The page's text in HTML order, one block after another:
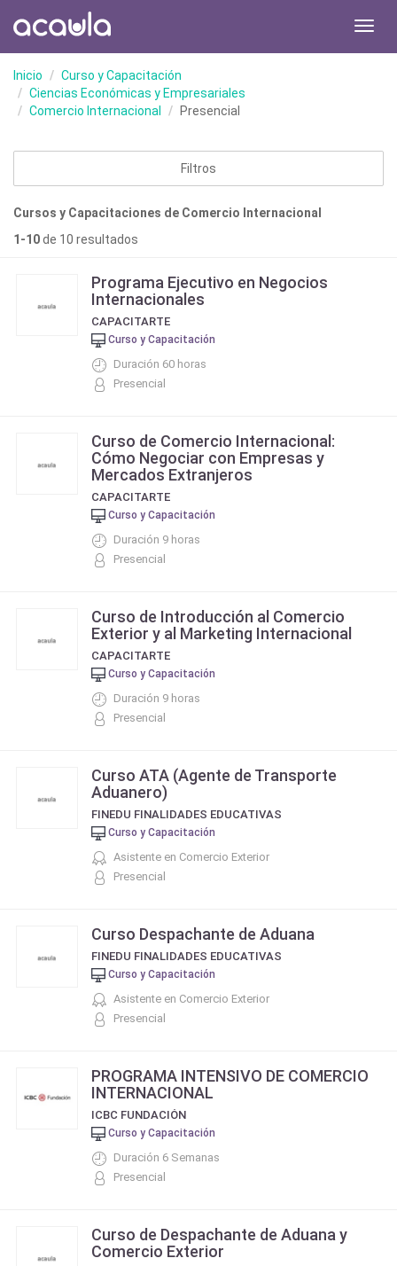
Inicio
Curso y Capacitación
Ciencias Económicas y Empresariales
Comercio Internacional
Presencial
Filtros
Cursos y Capacitaciones de Comercio Internacional
1-10de 10 resultados
Programa Ejecutivo en Negocios
Internacionales
CAPACITARTE
Curso y Capacitación
Duración 60 horas
Presencial
Curso de Comercio Internacional:
Cómo Negociar con Empresas y
Mercados Extranjeros
CAPACITARTE
Curso y Capacitación
Duración 9 horas
Presencial
Curso de Introducción al Comercio
Exterior y al Marketing Internacional
CAPACITARTE
Curso y Capacitación
Duración 9 horas
Presencial
Curso ATA (Agente de Transporte
Aduanero)
FINEDU FINALIDADES EDUCATIVAS
Curso y Capacitación
Asistente en Comercio Exterior
Presencial
Curso Despachante de Aduana
FINEDU FINALIDADES EDUCATIVAS
Curso y Capacitación
Asistente en Comercio Exterior
Presencial
PROGRAMA INTENSIVO DE COMERCIO
INTERNACIONAL
ICBC FUNDACIÓN
Curso y Capacitación
Duración 6 Semanas
Presencial
Curso de Despachante de Aduana y
Comercio Exterior